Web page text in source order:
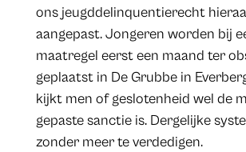
ons jeugddelinquentierecht
aangepast. Jongeren worden bij
maatregel eerst een maand ter
geplaatst in De Grubbe in
kijkt men of geslotenheid wel de
gepaste sanctie is. Dergelijke
zonder meer te verdedigen.